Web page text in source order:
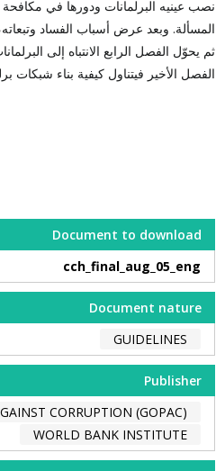
نصب عينيه البرلمانات ودورها في مكافحة
المسألة. وبعد عرض أسباب الفساد
ثم يحوّل الفصل الرابع الانتباه إلى
الفصل الأخير فيتناول كيفية بناء شبكات
Document to download
cch_final_aug_05_eng
Document nature
GUIDELINES
Publisher
CORRUPTION (GOPAC)
WORLD BANK INSTITUTE